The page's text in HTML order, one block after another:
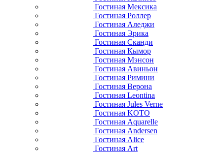
Гостиная Мексика
Гостиная Роллер
Гостиная Аледжи
Гостиная Эрика
Гостиная Сканди
Гостиная Кымор
Гостиная Мэнсон
Гостиная Авиньон
Гостиная Римини
Гостиная Верона
Гостиная Leontina
Гостиная Jules Verne
Гостиная KOTO
Гостиная Aquarelle
Гостиная Andersen
Гостиная Alice
Гостиная Art